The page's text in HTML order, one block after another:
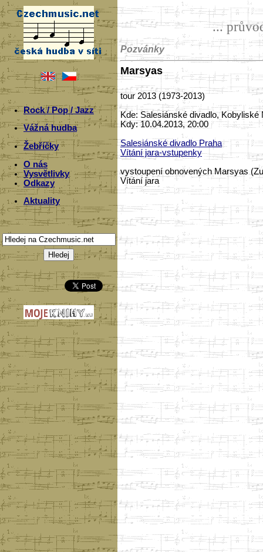
Rock / Pop / Jazz
Vážná hudba
Žebříčky
O nás
Vysvětlivky
Odkazy
Aktuality
...
Pozvánky
Marsyas
tour 2013 (1973-2013)
Kde: Salesiánské divadlo, Kobyliské
Kdy: 10.04.2013, 20:00
Salesiánské divadlo Praha
Vítání jara-vstupenky
vystoupení obnovených Marsyas
Vítání jara